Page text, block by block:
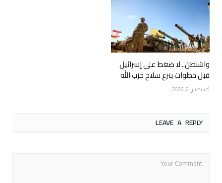
واشنطن.. لا ضغط على إسرائيل
قبل خطوات بنزع سلاح حزب الله
أغسطس 6, 2026
LEAVE A REPLY